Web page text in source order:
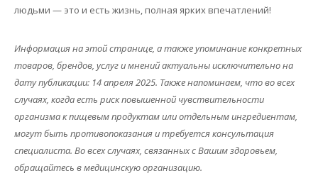
людьми — это и есть жизнь, полная ярких впечатлений!
Информация на этой странице, а также упоминание конкретных
товаров, брендов, услуг и мнений актуальны исключительно на
дату публикации: 14 апреля 2025. Также напоминаем, что во всех
случаях, когда есть риск повышенной чувствительности
организма к пищевым продуктам или отдельным ингредиентам,
могут быть противопоказания и требуется консультация
специалиста. Во всех случаях, связанных с Вашим здоровьем,
обращайтесь в медицинскую организацию.